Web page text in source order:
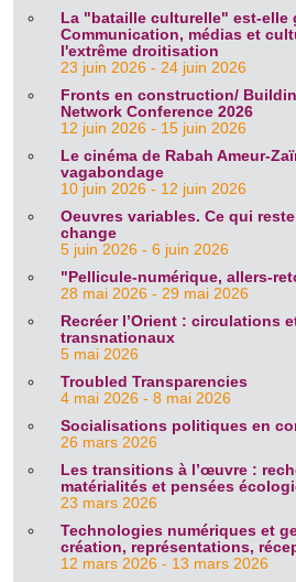
La "bataille culturelle" est-elle
Communication, médias et
l'extrême droitisation
23 juin 2026 - 24 juin 2026
Fronts en construction/
Network Conference 2026
12 juin 2026 - 15 juin 2026
Le cinéma de Rabah Ameur-
vagabondage
10 juin 2026 - 12 juin 2026
Oeuvres variables. Ce qui
change
5 juin 2026 - 6 juin 2026
"Pellicule-numérique, allers-
28 mai 2026 - 29 mai 2026
Recréer l’Orient : circulations
transnationaux
5 mai 2026
Troubled Transparencies
4 mai 2026 - 8 mai 2026
Socialisations politiques en
26 mars 2026
Les transitions à l’œuvre :
matérialités et pensées
23 mars 2026
Technologies numériques et
création, représentations,
12 mars 2026 - 13 mars 2026